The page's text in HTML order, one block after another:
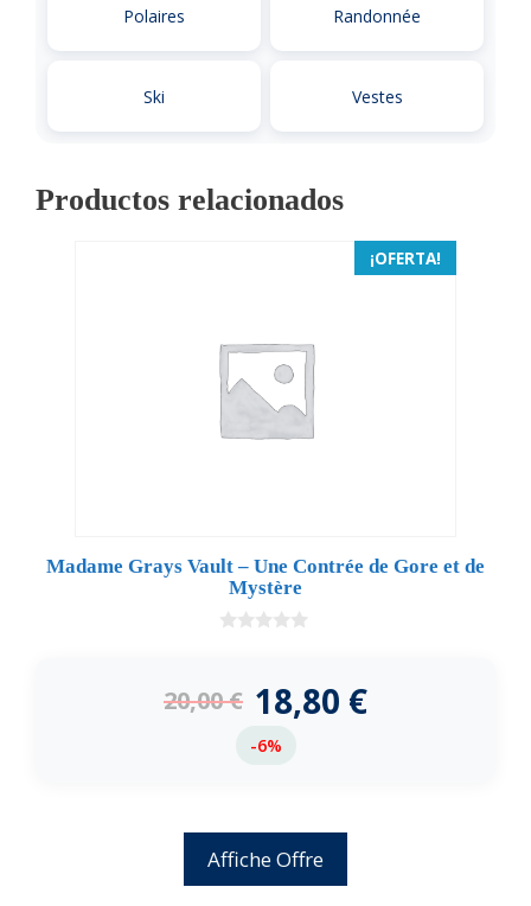
Polaires Randonnée
Ski Vestes
Productos relacionados
¡OFERTA!
Madame Grays Vault – Une Contrée de Gore et de
Mystère
5
20,00€ 18,80 €
-6%
Affiche Offre